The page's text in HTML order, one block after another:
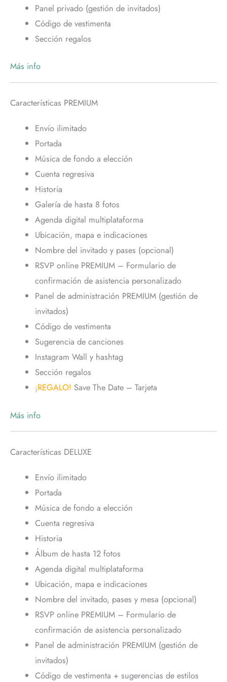
Panel privado (gestión de invitados)
Código de vestimenta
Sección regalos
Más info
Características PREMIUM
Envío ilimitado
Portada
Música de fondo a elección
Cuenta regresiva
Historia
Galería de hasta 8 fotos
Agenda digital multiplataforma
Ubicación, mapa e indicaciones
Nombre del invitado y pases (opcional)
RSVP online PREMIUM – Formulario de
confirmación de asistencia personalizado
Panel de administración PREMIUM (gestión de
invitados)
Código de vestimenta
Sugerencia de canciones
Instagram Wall y hashtag
Sección regalos
¡REGALO! Save The Date – Tarjeta
Más info
Características DELUXE
Envío ilimitado
Portada
Música de fondo a elección
Cuenta regresiva
Historia
Álbum de hasta 12 fotos
Agenda digital multiplataforma
Ubicación, mapa e indicaciones
Nombre del invitado, pases y mesa (opcional)
RSVP online PREMIUM – Formulario de
confirmación de asistencia personalizado
Panel de administración PREMIUM (gestión de
invitados)
Código de vestimenta + sugerencias de estilos